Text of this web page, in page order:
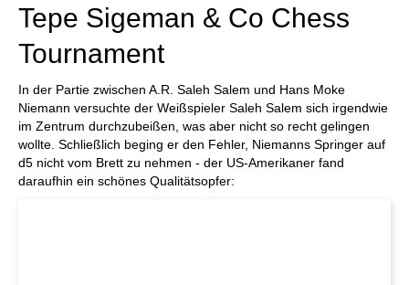
Tepe Sigeman & Co Chess
Tournament
In der Partie zwischen A.R. Saleh Salem und Hans Moke
Niemann versuchte der Weißspieler Saleh Salem sich irgendwie
im Zentrum durchzubeißen, was aber nicht so recht gelingen
wollte. Schließlich beging er den Fehler, Niemanns Springer auf
d5 nicht vom Brett zu nehmen - der US-Amerikaner fand
daraufhin ein schönes Qualitätsopfer: